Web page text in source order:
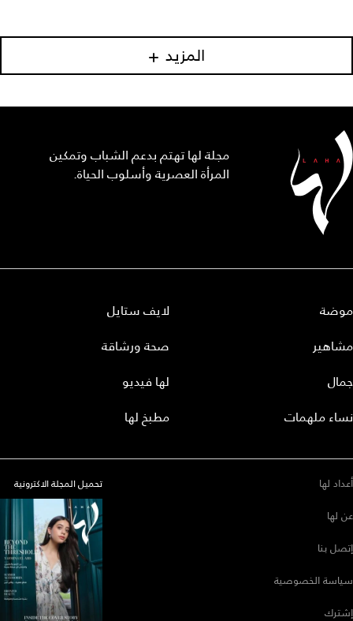
المزيد
مجلة لها تهتم بدعم الشباب وتمكين
المرأة العصرية وأسلوب الحياة.
موضة
مشاهير
جمال
نساء ملهمات
لايف ستايل
صحة ورشاقة
لها فيديو
مطبخ لها
أعداد لها
عن لها
إتصل بنا
سياسة الخصوصية
إشترك
تحميل المجلة الاكترونية